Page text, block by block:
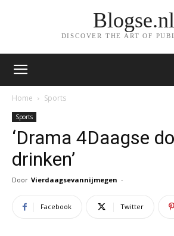
Blogse.nl
DISCOVER THE ART OF
Home Sports
Sports
‘Drama 4Daagse
drinken’
Door Vierdaagsevannijmegen -
Facebook Twitter